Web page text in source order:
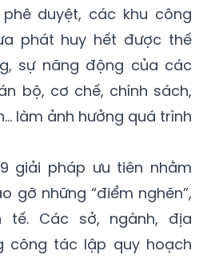
duyệt, các khu công
phát huy hết được thế
sự năng động của các
bộ, cơ chế, chính sách,
làm ảnh hưởng quá trình
giải pháp ưu tiên nhằm
gỡ những “điểm nghẽn”,
tế. Các sở, ngành, địa
công tác lập quy hoạch